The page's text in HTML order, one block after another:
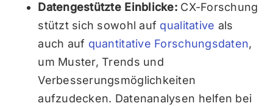
Datengestützte Einblicke: CX-Forschung
stützt sich sowohl auf qualitative als
auch auf quantitative Forschungsdaten,
um Muster, Trends und
Verbesserungsmöglichkeiten
aufzudecken. Datenanalysen helfen bei